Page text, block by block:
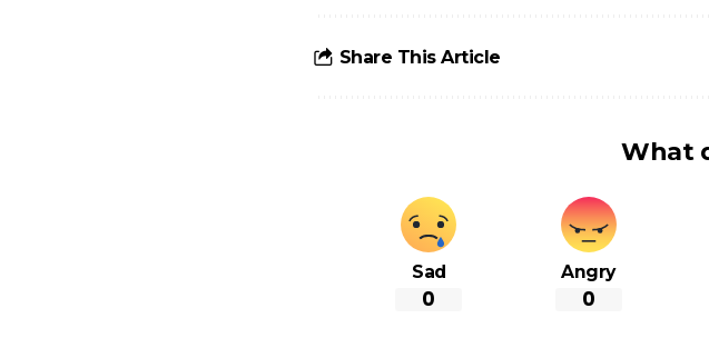
आसान ट्रिक्स
Share This Article
What
Sad
0
Angry
0